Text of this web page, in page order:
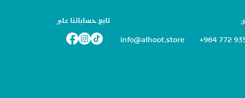
تابع حساباتنا على
info@alhoot.store +964 772